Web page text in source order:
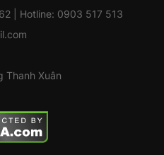
| Hotline: 0903 517 513
Thanh Xuân